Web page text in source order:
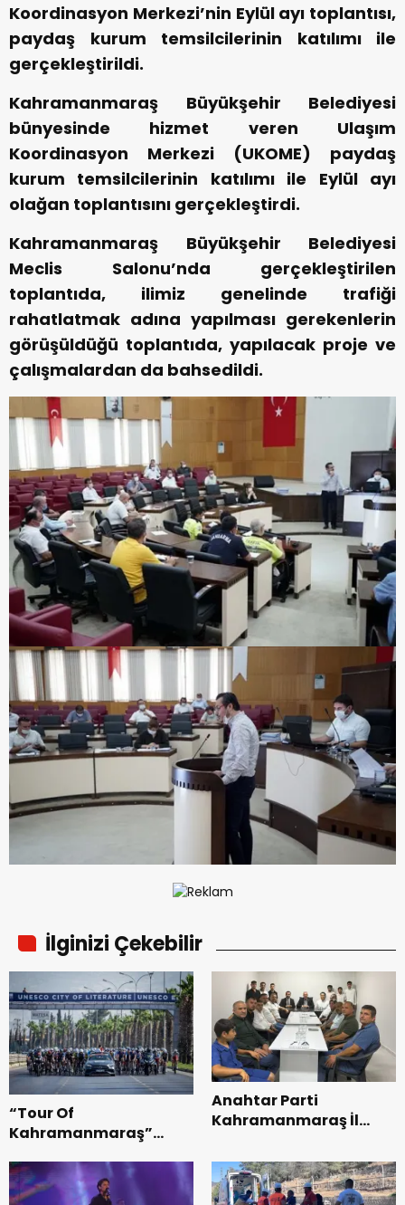
Koordinasyon Merkezi’nin Eylül ayı toplantısı,
paydaş kurum temsilcilerinin katılımı ile
gerçekleştirildi.
Kahramanmaraş Büyükşehir Belediyesi
bünyesinde hizmet veren Ulaşım
Koordinasyon Merkezi (UKOME) paydaş
kurum temsilcilerinin katılımı ile Eylül ayı
olağan toplantısını gerçekleştirdi.
Kahramanmaraş Büyükşehir Belediyesi
Meclis Salonu’nda gerçekleştirilen
toplantıda, ilimiz genelinde trafiği
rahatlatmak adına yapılması gerekenlerin
görüşüldüğü toplantıda, yapılacak proje ve
çalışmalardan da bahsedildi.
İlginizi Çekebilir
“Tour Of
Kahramanmaraş”
Bisikleti Turnuvası
Tamamlandı.
Anahtar Parti
Kahramanmaraş İl
Teşkilatı ile buluştu.